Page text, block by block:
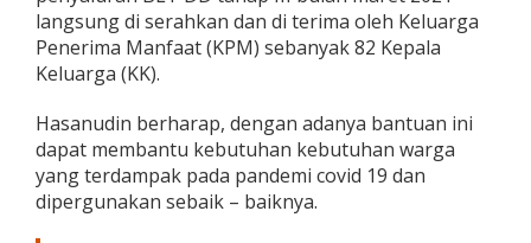
h
n
2
1
i
t
langsung di serahkan dan di terima oleh Keluarga
Penerima Manfaat (KPM) sebanyak 82 Kepala
Keluarga (KK).
Hasanudin berharap, dengan adanya bantuan ini
dapat membantu kebutuhan kebutuhan warga
yang terdampak pada pandemi covid 19 dan
dipergunakan sebaik – baiknya.